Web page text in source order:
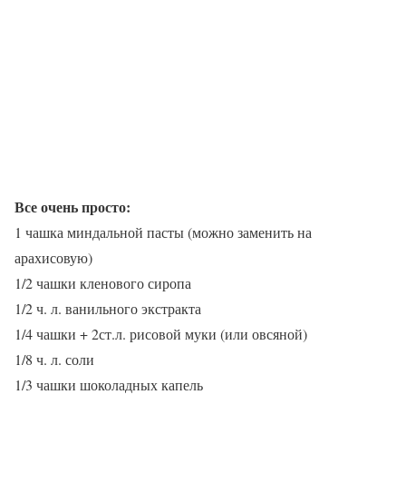
Все очень просто:
1 чашка миндальной пасты (можно заменить на
арахисовую)
1/2 чашки кленового сиропа
1/2 ч. л. ванильного экстракта
1/4 чашки + 2ст.л. рисовой муки (или овсяной)
1/8 ч. л. соли
1/3 чашки шоколадных капель